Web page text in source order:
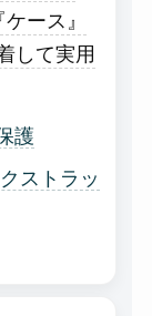
ース』
して実用
護
ストラッ